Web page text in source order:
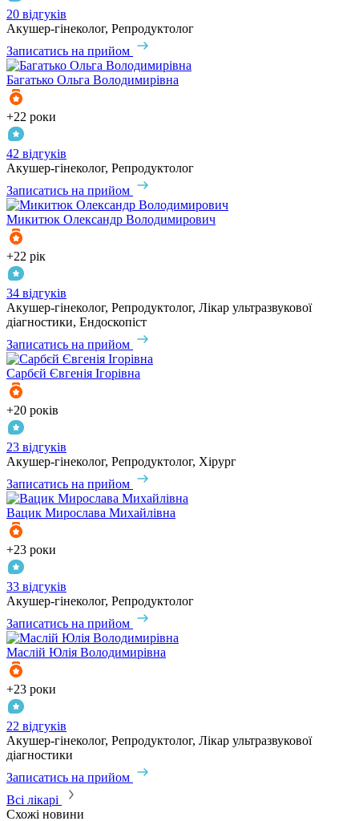
20 відгуків
Акушер-гінеколог, Репродуктолог
Записатись на прийом
Багатько Ольга Володимирівна
+22 роки
42 відгуків
Акушер-гінеколог, Репродуктолог
Записатись на прийом
Микитюк Олександр Володимирович
+22 рік
34 відгуків
Акушер-гінеколог, Репродуктолог, Лікар ультразвукової
діагностики, Ендоскопіст
Записатись на прийом
Сарбєй Євгенія Ігорівна
+20 років
23 відгуків
Акушер-гінеколог, Репродуктолог, Хірург
Записатись на прийом
Вацик Мирослава Михайлівна
+23 роки
33 відгуків
Акушер-гінеколог, Репродуктолог
Записатись на прийом
Маслій Юлія Володимирівна
+23 роки
22 відгуків
Акушер-гінеколог, Репродуктолог, Лікар ультразвукової
діагностики
Записатись на прийом
Всі лікарі
Схожі новини